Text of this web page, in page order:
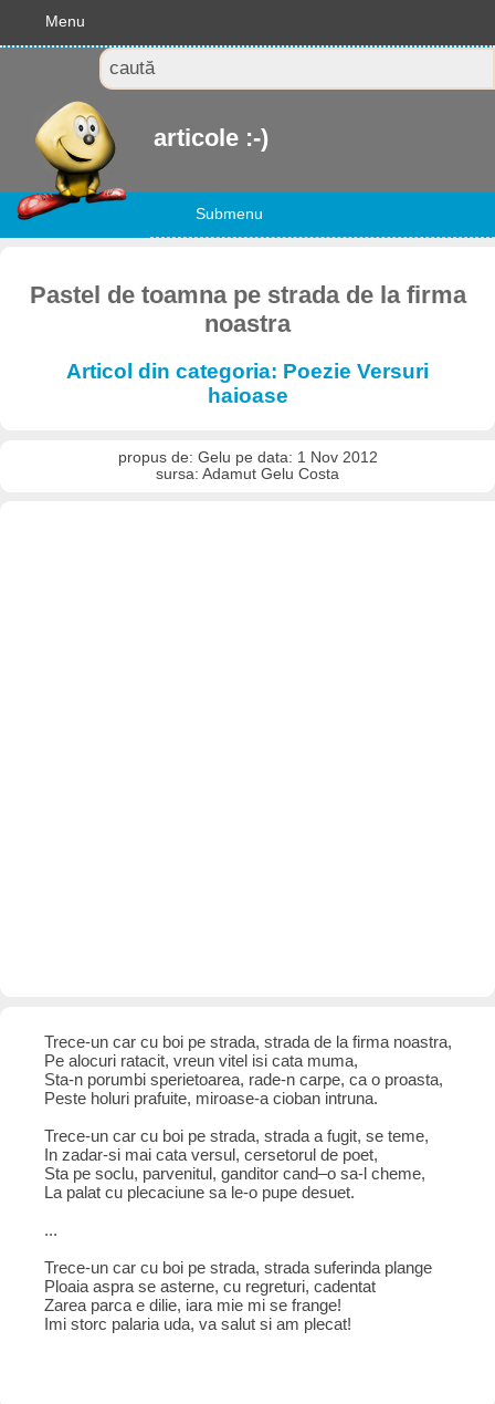
Menu
articole :-)
Submenu
Pastel de toamna pe strada de la firma
noastra
Articol din categoria: Poezie Versuri
haioase
propus de: Gelu pe data: 1 Nov 2012
sursa: Adamut Gelu Costa
Trece-un car cu boi pe strada, strada de la firma noastra,
Pe alocuri ratacit, vreun vitel isi cata muma,
Sta-n porumbi sperietoarea, rade-n carpe, ca o proasta,
Peste holuri prafuite, miroase-a cioban intruna.
Trece-un car cu boi pe strada, strada a fugit, se teme,
In zadar-si mai cata versul, cersetorul de poet,
Sta pe soclu, parvenitul, ganditor cand–o sa-l cheme,
La palat cu plecaciune sa le-o pupe desuet.
...
Trece-un car cu boi pe strada, strada suferinda plange
Ploaia aspra se asterne, cu regreturi, cadentat
Zarea parca e dilie, iara mie mi se frange!
Imi storc palaria uda, va salut si am plecat!